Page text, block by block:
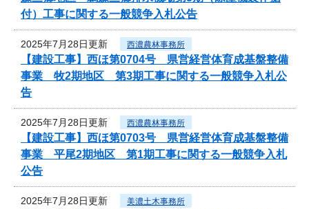
付）工事に関する一般競争入札公告
2025年7月28日更新 西濃農林事務所
【建設工事】西ほ第0704号 県営経営体育成基盤整備
事業 牧2期地区 第3期工事に関する一般競争入札公
告
2025年7月28日更新 西濃農林事務所
【建設工事】西ほ第0703号 県営経営体育成基盤整備
事業 平尾2期地区 第1期工事に関する一般競争入札
公告
2025年7月28日更新 美濃土木事務所